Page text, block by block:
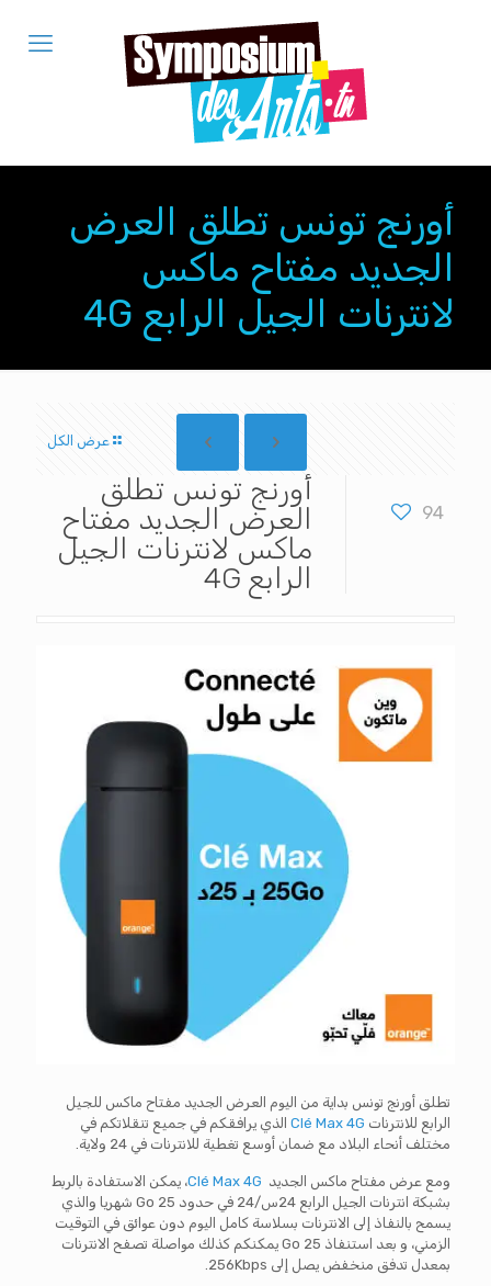
أورنج تونس تطلق العرض
الجديد مفتاح ماكس
لانترنات الجيل الرابع 4G
عرض الكل
94
أورنج تونس تطلق
العرض الجديد مفتاح
ماكس لانترنات الجيل
الرابع 4G
تطلق أورنج تونس بداية من اليوم العرض الجديد مفتاح ماكس للجيل
الرابع للانترنات Clé Max 4Gالذي يرافقكم في جميع تنقلاتكم في
مختلف أنحاء البلاد مع ضمان أوسع تغطية للانترنات في 24 ولاية.
ومع عرض مفتاح ماكس الجديد Clé Max 4G، يمكن الاستفادة بالربط
بشبكة انترنات الجيل الرابع 24س/24 في حدود 25 Go شهريا والذي
يسمح بالنفاذ إلى الانترنات بسلاسة كامل اليوم دون عوائق في التوقيت
الزمني، و بعد استنفاذ 25 Go يمكنكم كذلك مواصلة تصفح الانترنات
بمعدل تدفق منخفض يصل إلى 256Kbps.